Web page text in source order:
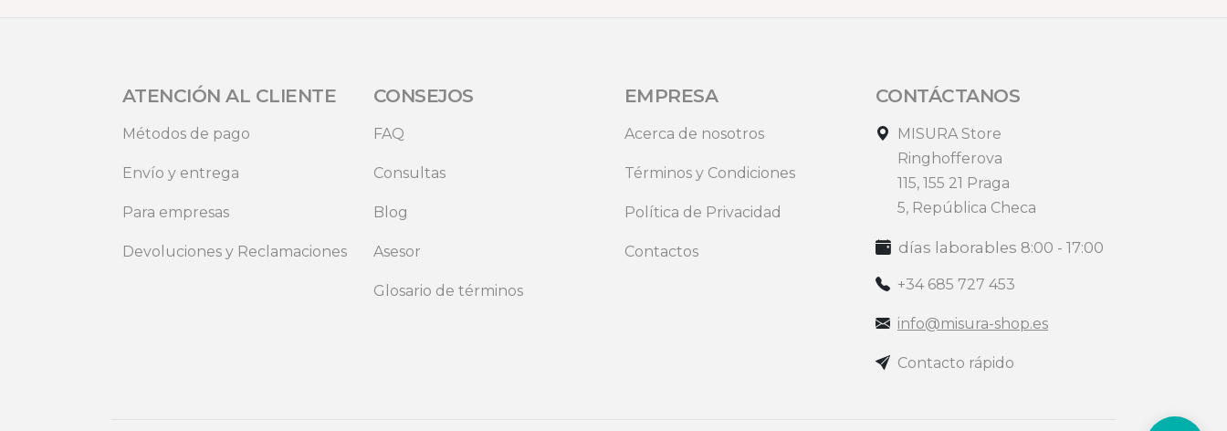
ATENCIÓN AL CLIENTE
Métodos de pago
Envío y entrega
Para empresas
Devoluciones y Reclamaciones
CONSEJOS
FAQ
Consultas
Blog
Asesor
Glosario de términos
EMPRESA
Acerca de nosotros
Términos y Condiciones
Política de Privacidad
Contactos
CONTÁCTANOS
MISURA Store
Ringhofferova
115, 155 21 Praga
5, República Checa
días laborables 8:00 - 17:00
+34 685 727 453
info@misura-shop.es
Contacto rápido